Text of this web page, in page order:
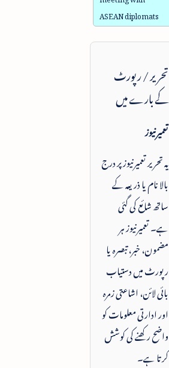
ASEAN diplomats
تحریر / رپورٹ
کے بارے میں
تعمیرنیوز
یہ تحریر تعمیرنیوز پر درج
بالا نام یا ذریعہ کے
ساتھ شائع کی گئی
ہے۔ تعمیرنیوز ہر
مضمون، خبر، تبصرہ یا
رپورٹ میں دستیاب
بائی لائن، اشاعتی زمرہ
اور ادارتی معلومات کو
واضح رکھنے کی کوشش
کرتا ہے۔